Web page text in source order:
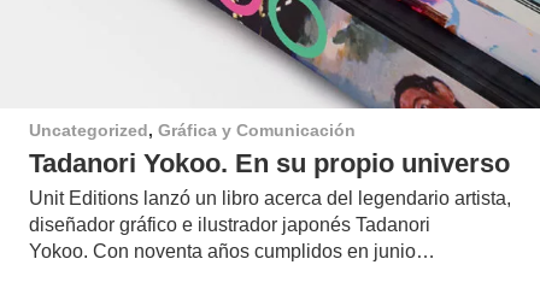
Uncategorized, Gráfica y Comunicación
Tadanori Yokoo. En su propio universo
Unit Editions lanzó un libro acerca del legendario artista,
diseñador gráfico e ilustrador japonés Tadanori
Yokoo. Con noventa años cumplidos en junio…